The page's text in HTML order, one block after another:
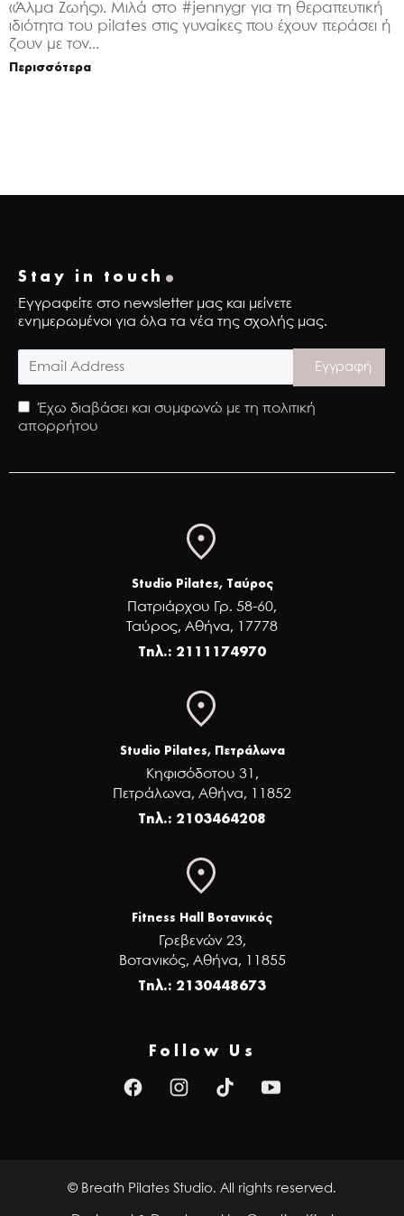
«Άλμα Ζωής». Μιλά στο #jennygr για τη θεραπευτική
ιδιότητα του pilates στις γυναίκες που έχουν περάσει ή
ζουν με τον...
Περισσότερα
Stay in touch .
Εγγραφείτε στο newsletter μας και μείνετε
ενημερωμένοι για όλα τα νέα της σχολής μας.
Έχω διαβάσει και συμφωνώ με τη πολιτική
απορρήτου
Studio Pilates, Ταύρος
Πατριάρχου Γρ. 58-60,
Ταύρος, Αθήνα, 17778
Τηλ.: 2111174970
Studio Pilates, Πετράλωνα
Κηφισόδοτου 31,
Πετράλωνα, Αθήνα, 11852
Τηλ.: 2103464208
Fitness Hall Βοτανικός
Γρεβενών 23,
Βοτανικός, Αθήνα, 11855
Τηλ.: 2130448673
Follow Us
T
i
© Breath Pilates Studio. All rights reserved.